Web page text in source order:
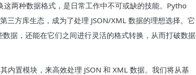
两种数据格式，是日常工作中不可或缺的技能。Pytho
三方库生态，成为了处理 JSON/XML 数据的理想选择。它
据，还能在它们之间进行灵活的格式转换，从而打破数据
内置模块，来高效处理 JSON 和 XML 数据。我们将从基